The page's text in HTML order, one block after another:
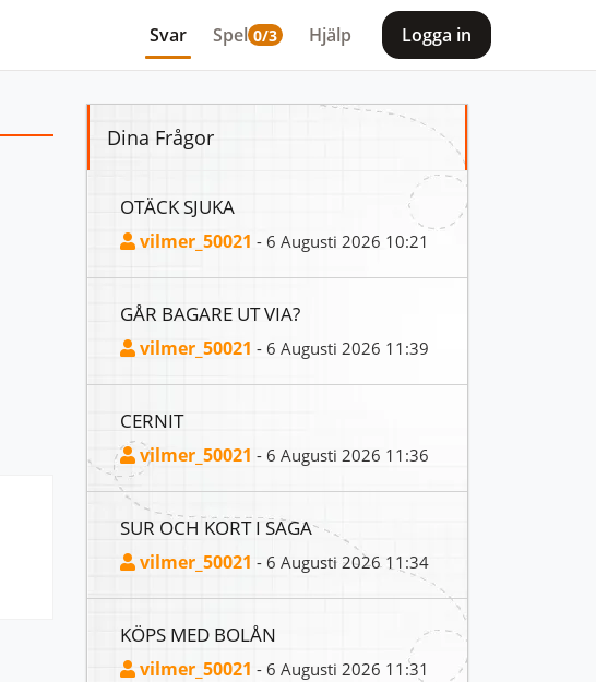
Svar Spel 0/3 Hjälp Logga in
Dina Frågor
OTÄCK SJUKA
vilmer_50021 - 6 Augusti 2026 10:21
GÅR BAGARE UT VIA?
vilmer_50021 - 6 Augusti 2026 11:39
CERNIT
vilmer_50021 - 6 Augusti 2026 11:36
SUR OCH KORT I SAGA
vilmer_50021 - 6 Augusti 2026 11:34
KÖPS MED BOLÅN
vilmer_50021 - 6 Augusti 2026 11:31